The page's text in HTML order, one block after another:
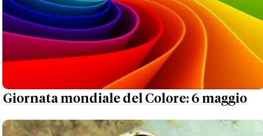
Giornata mondiale del Colore: 6 maggio